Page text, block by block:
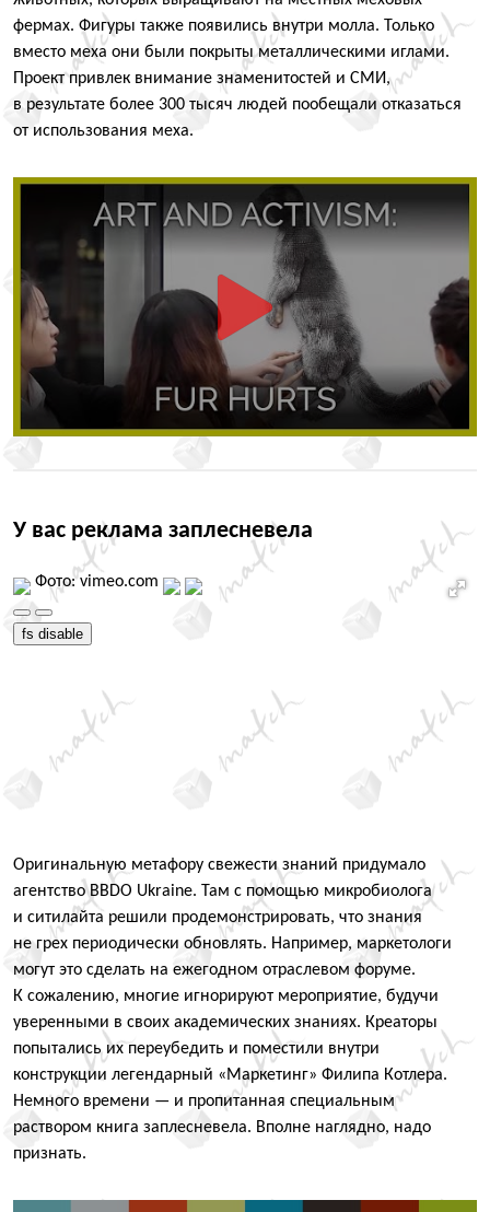
фермах. Фигуры также появились внутри молла. Только
вместо меха они были покрыты металлическими иглами.
Проект привлек внимание знаменитостей и СМИ,
в результате более 300 тысяч людей пообещали отказаться
от использования меха.
У вас реклама заплесневела
Фото: vimeo.com
fs disable
Оригинальную метафору свежести знаний придумало
агентство BBDO Ukraine. Там с помощью микробиолога
и ситилайта решили продемонстрировать, что знания
не грех периодически обновлять. Например, маркетологи
могут это сделать на ежегодном отраслевом форуме.
К сожалению, многие игнорируют мероприятие, будучи
уверенными в своих академических знаниях. Креаторы
попытались их переубедить и поместили внутри
конструкции легендарный «Маркетинг» Филипа Котлера.
Немного времени — и пропитанная специальным
раствором книга заплесневела. Вполне наглядно, надо
признать.